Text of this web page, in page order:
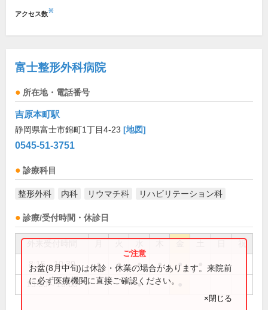
アクセス数※
富士整形外科病院
所在地・電話番号
吉原本町駅
静岡県富士市錦町1丁目4-23 [地図]
0545-51-3751
診療科目
整形外科 内科 リウマチ科 リハビリテーション科
診療/受付時間・休診日
祝
8:15～10:30 ● ● ● ● ●
13:30～16:00 ●
お盆(8月中旬)は休診・休業の場合があります。来院前
に必ず医療機関に直接ご確認ください。
×閉じる